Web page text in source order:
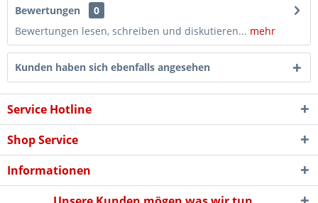
Bewertungen
0
Bewertungen lesen, schreiben und diskutieren... mehr
Kunden haben sich ebenfalls angesehen
Service Hotline
Shop Service
Informationen